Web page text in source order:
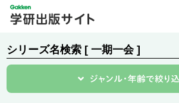
シリーズ名検索 [ 一期一会 ]